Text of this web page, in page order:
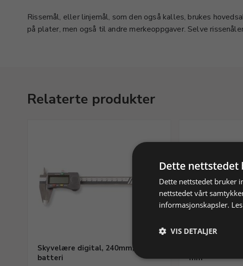
Rissemål, eller linjemål, som den også kalles, brukes
på plater, men også til andre merkeoppgaver. Selve
hardmetall kan byttes ut. Måler med 0,1 mm
Relaterte produkter
Skyvelære digital, 240mm, inkl.
batteri
mm
Dette
Dette nettstedet bruker
nettstedet vårt
informasjonskapsler.
VIS DETALJER